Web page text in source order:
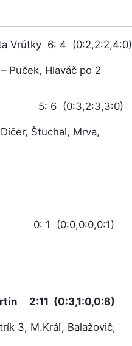
Vrútky 6: 4 (0:2,2:2,4:0)
Puček, Hlaváč po 2
5: 6 (0:3,2:3,3:0)
Štuchal, Mrva,
0: 1 (0:0,0:0,0:1)
2:11 (0:3,1:0,0:8)
3, M.Kráľ, Balažovič,